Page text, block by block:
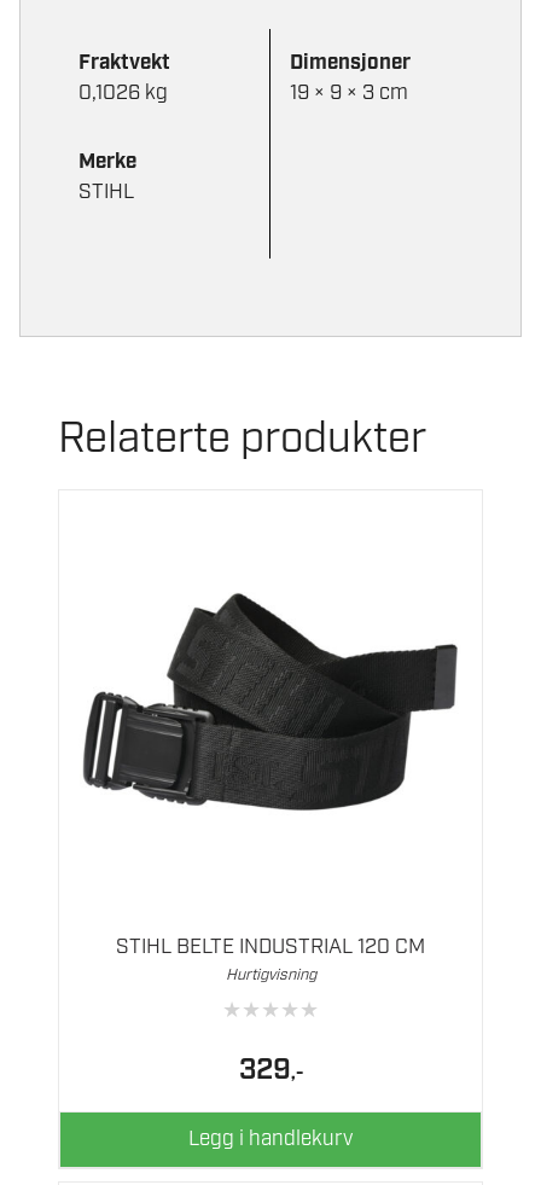
Fraktvekt
0,1026 kg
Dimensjoner
19 × 9 × 3 cm
Merke
STIHL
Relaterte produkter
STIHL BELTE INDUSTRIAL 120 CM
Hurtigvisning
★★★★★
329,-
Legg i handlekurv